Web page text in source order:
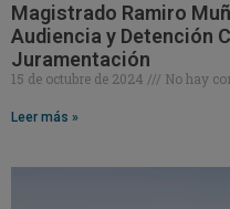
Magistrado Ramiro
Audiencia y Detención
Juramentación
15 de octubre de 2024 No hay
Leer más »